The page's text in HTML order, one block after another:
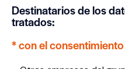
Destinatarios de los
tratados:
* con el